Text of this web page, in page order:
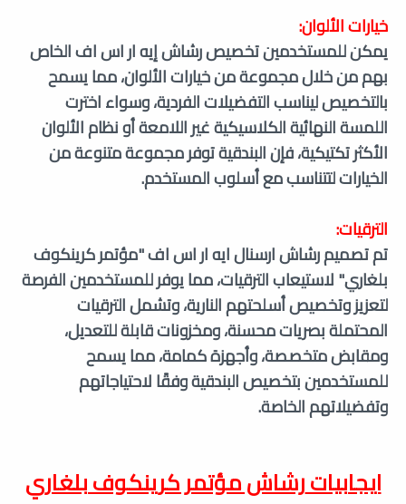
خيارات الألوان:
يمكن للمستخدمين تخصيص رشاش إيه ار اس اف الخاص
بهم من خلال مجموعة من خيارات الألوان، مما يسمح
بالتخصيص ليناسب التفضيلات الفردية، وسواء اخترت
اللمسة النهائية الكلاسيكية غير اللامعة أو نظام الألوان
الأكثر تكتيكية، فإن البندقية توفر مجموعة متنوعة من
الخيارات لتتناسب مع أسلوب المستخدم.
الترقيات:
تم تصميم رشاش ارسنال ايه ار اس اف "مؤتمر كرينكوف
بلغاري" لاستيعاب الترقيات، مما يوفر للمستخدمين الفرصة
لتعزيز وتخصيص أسلحتهم النارية، وتشمل الترقيات
المحتملة بصريات محسنة، ومخزونات قابلة للتعديل،
ومقابض متخصصة، وأجهزة كمامة، مما يسمح
للمستخدمين بتخصيص البندقية وفقًا لاحتياجاتهم
وتفضيلاتهم الخاصة.
ايجابياترشاش مؤتمر كرينكوف بلغاري